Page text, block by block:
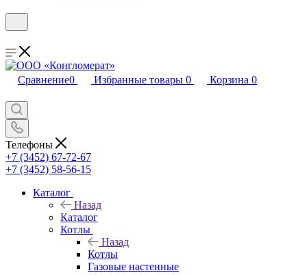
Сравнение0 Избранные товары 0 Корзина 0
Телефоны
+7 (3452) 67-72-67
+7 (3452) 58-56-15
Каталог
Назад
Каталог
Котлы
Назад
Котлы
Газовые настенные